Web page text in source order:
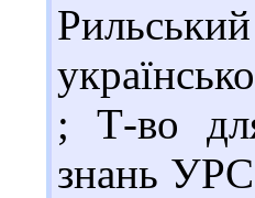
; Т-во
знань